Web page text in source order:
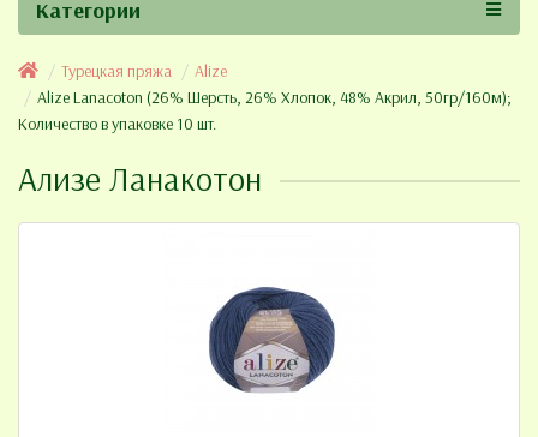
Категории
Турецкая пряжа
Alize
Alize Lanacoton (26% Шерсть, 26% Хлопок, 48% Акрил, 50гр/160м);
Количество в упаковке 10 шт.
Ализе Ланакотон